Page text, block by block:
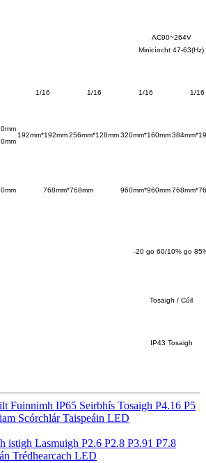
AC90~264V
Minicíocht 47-63(Hz)
1/16 1/16 1/16 1/16
192mm*192mm256mm*128mm320mm*160mm
768mm*768mm 960mm*960mm
-20 go 60/10% go
Tosaigh / Cúil
IP43 Tosaigh
Fuinnimh IP65 Seirbhís Tosaigh P4.16 P5
Scórchlár Taispeáin LED
istigh Lasmuigh P2.6 P2.8 P3.91 P7.8
Trédhearcach LED